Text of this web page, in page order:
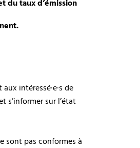
du taux d’émission
intéressé·e·s de
s’informer sur l’état
sont pas conformes à